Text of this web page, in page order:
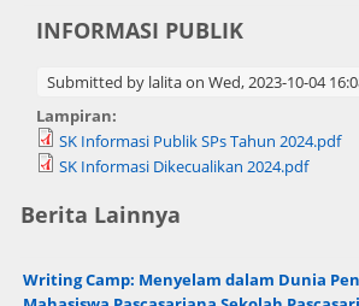
INFORMASI PUBLIK
Submitted by lalitaon Wed, 2023-10-04
Lampiran:
SK Informasi Publik SPs Tahun 2024.pdf
SK Informasi Dikecualikan 2024.pdf
Berita Lainnya
Writing Camp: Menyelam dalam Dunia